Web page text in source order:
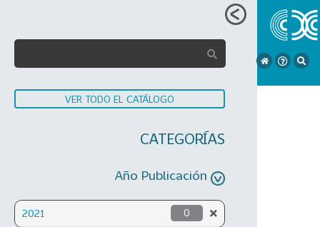
VER TODO EL CATÁLOGO
CATEGORÍAS
Año Publicación
2021 0